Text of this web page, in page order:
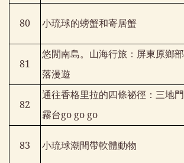
80 小琉球的螃蟹和寄居蟹
81
悠閒南島。山海行旅：屏東原鄉部
落漫遊
82
通往香格里拉的四條祕徑：三地門
霧台go go go
83 小琉球潮間帶軟體動物